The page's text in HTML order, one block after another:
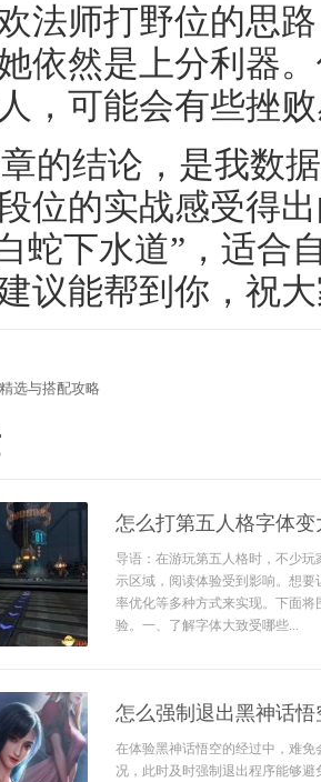
法师打野位的思
依然是上分利器
，可能会有些挫
的结论，是我数
位的实战感受得
蛇下水道”，适合
议能帮到你，祝
选与搭配攻略
怎么打第五人格字体变
导语：在游玩第五人格时，不少
示区域，阅读体验受到影响。想
率优化等多种方式来实现。下面
验。一、了解字体大致受哪些...
怎么强制退出黑神话悟
在体验黑神话悟空的经过中，难
况，此时及时强制退出程序能够